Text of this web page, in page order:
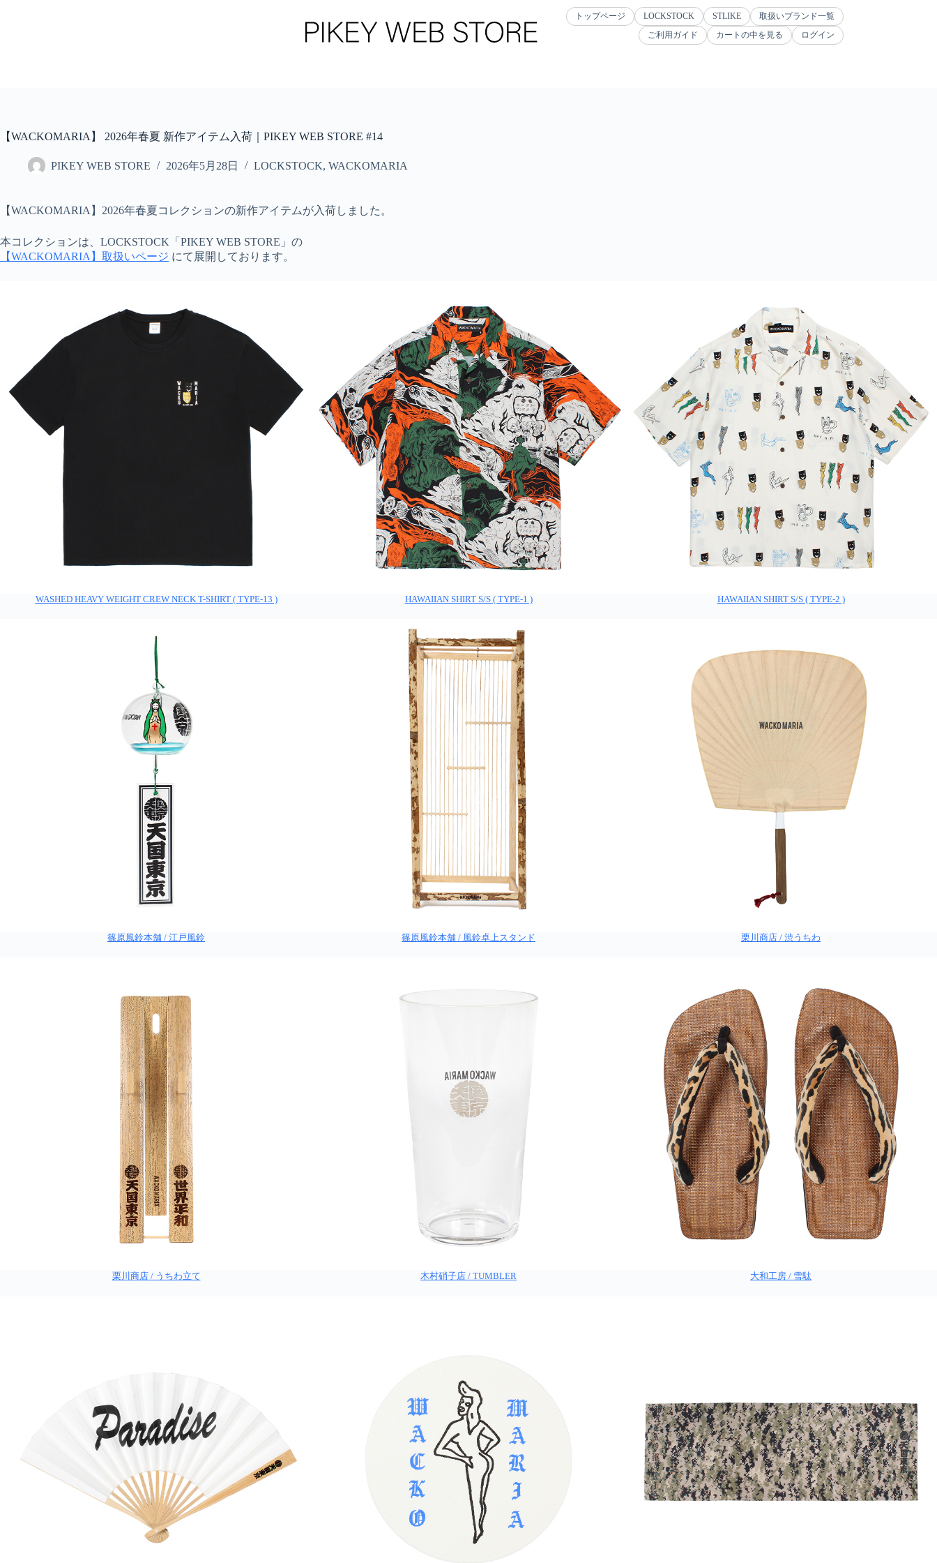
プ
トップページ LOCKSTOCK STLIKE
取扱いブランド一覧
ご利用ガイド
カートの中を見る ログイン
【WACKOMARIA】 2026年春夏 新作アイテム入荷｜PIKEY WEB STORE #14
PIKEY WEB STORE 2026年5月28日 LOCKSTOCK, WACKOMARIA
【WACKOMARIA】2026年春夏コレクションの新作アイテムが入荷しました。
本コレクションは、LOCKSTOCK「PIKEY WEB STORE」の
【WACKOMARIA】取扱いページ にて展開しております。
WASHED HEAVY WEIGHT CREW NECK T-SHIRT ( TYPE-13 ) HAWAIIAN SHIRT S/S ( TYPE-1 ) HAWAIIAN SHIRT S/S ( TYPE-2 )
篠原風鈴本舗 / 江戸風鈴 篠原風鈴本舗 / 風鈴卓上スタンド 栗川商店 / 渋うちわ
栗川商店 / うちわ立て 木村硝子店 / TUMBLER 大和工房 / 雪駄